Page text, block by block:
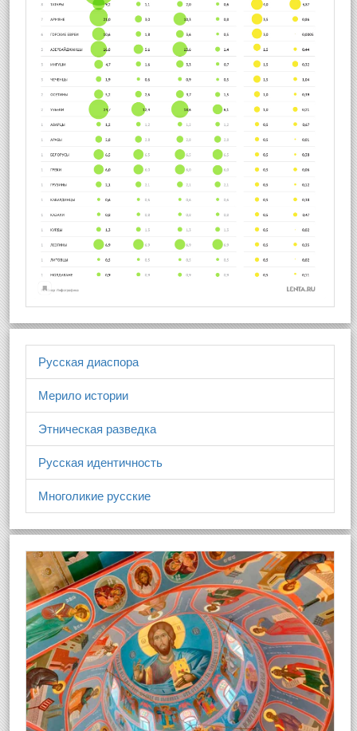
Русская диаспора
Мерило истории
Этническая разведка
Русская идентичность
Многоликие русские